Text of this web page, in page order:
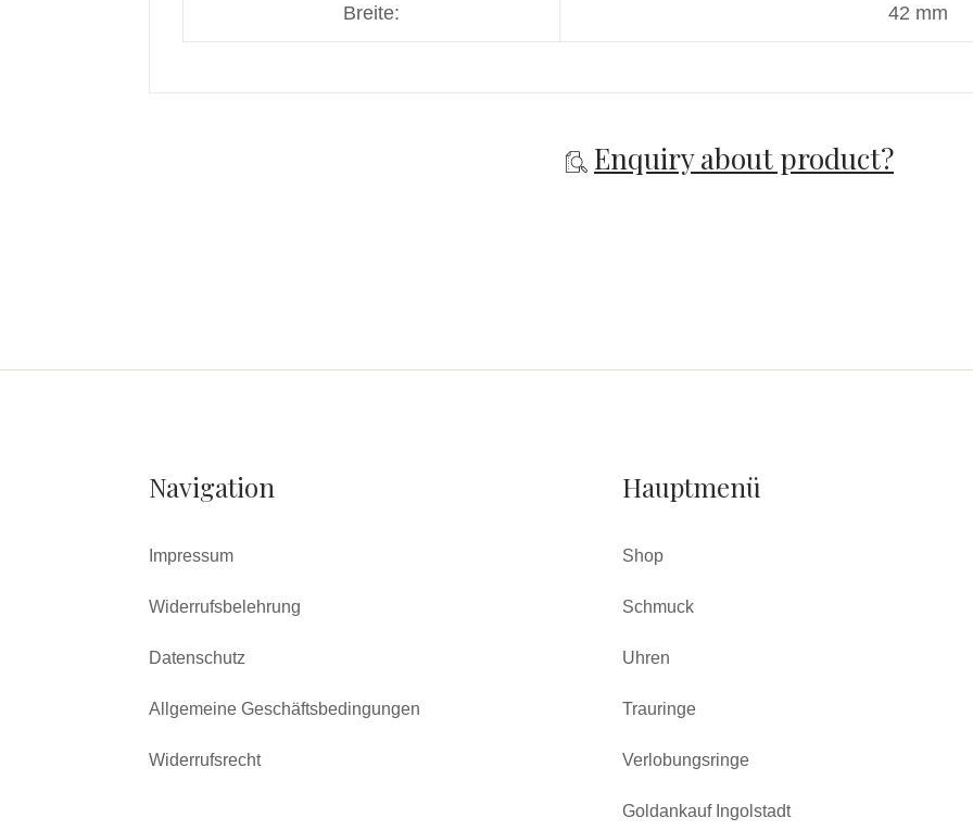
Breite: 42 mm
Enquiry about product?
Navigation
Impressum
Widerrufsbelehrung
Datenschutz
Allgemeine Geschäftsbedingungen
Widerrufsrecht
Hauptmenü
Shop
Schmuck
Uhren
Trauringe
Verlobungsringe
Goldankauf Ingolstadt